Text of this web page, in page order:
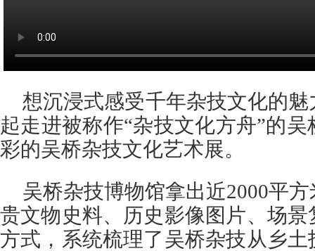
想沉浸式感受千年杂技文化的
起走进被称作“杂技文化方舟”的
彩的吴桥杂技文化艺术展。
吴桥杂技博物馆拿出近2000平
贵文物史料、历史影像图片、场
方式，系统梳理了吴桥杂技从乡